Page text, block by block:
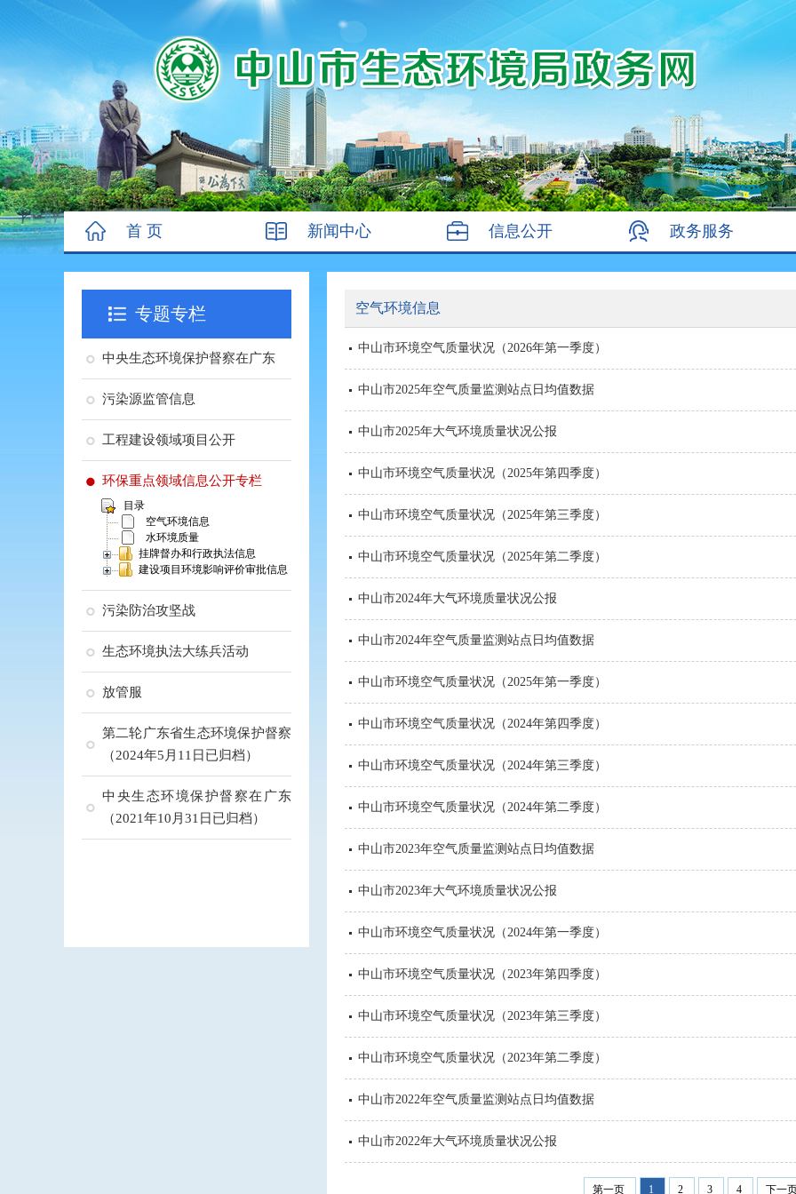
首 页 新闻中心 信息公开 政务服务
专题专栏
中央生态环境保护督察在广东
污染源监管信息
工程建设领域项目公开
环保重点领域信息公开专栏
目录
空气环境信息
水环境质量
挂牌督办和行政执法信息
建设项目环境影响评价审批信息
污染防治攻坚战
生态环境执法大练兵活动
放管服
第二轮广东省生态环境保护督察
（2024年5月11日已归档）
中央生态环境保护督察在广东
（2021年10月31日已归档）
空气环境信息
中山市环境空气质量状况（2026年第一季度）
中山市2025年空气质量监测站点日均值数据
中山市2025年大气环境质量状况公报
中山市环境空气质量状况（2025年第四季度）
中山市环境空气质量状况（2025年第三季度）
中山市环境空气质量状况（2025年第二季度）
中山市2024年大气环境质量状况公报
中山市2024年空气质量监测站点日均值数据
中山市环境空气质量状况（2025年第一季度）
中山市环境空气质量状况（2024年第四季度）
中山市环境空气质量状况（2024年第三季度）
中山市环境空气质量状况（2024年第二季度）
中山市2023年空气质量监测站点日均值数据
中山市2023年大气环境质量状况公报
中山市环境空气质量状况（2024年第一季度）
中山市环境空气质量状况（2023年第四季度）
中山市环境空气质量状况（2023年第三季度）
中山市环境空气质量状况（2023年第二季度）
中山市2022年空气质量监测站点日均值数据
中山市2022年大气环境质量状况公报
第一页 1 2 3 4 下一